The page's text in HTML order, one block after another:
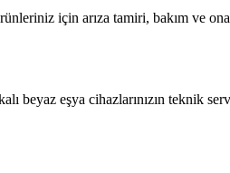
için arıza tamiri, bakım ve
eşya cihazlarınızın teknik